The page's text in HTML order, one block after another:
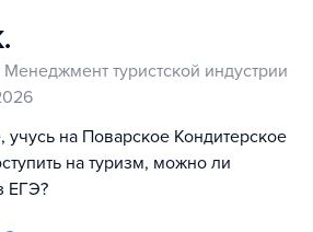
туристской индустрии
учусь на Поварское Кондитерское
на туризм, можно ли
ЕГЭ?